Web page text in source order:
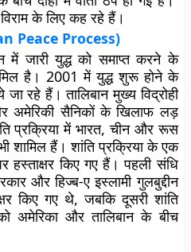
के लिए कह रहे हैं।
Peace Process)
में जारी युद्ध को समाप्त करने के
है। 2001 में युद्ध शुरू होने के
रहे हैं। तालिबान मुख्य विद्रोही
अमेरिकी सैनिकों के खिलाफ लड़
प्रक्रिया में भारत, चीन और रूस
शामिल हैं। शांति प्रक्रिया के एक
हस्ताक्षर किए गए हैं। पहली संधि
और हिज्ब-ए इस्लामी गुलबुद्दीन
किए गए थे, जबकि दूसरी शांति
अमेरिका और तालिबान के बीच